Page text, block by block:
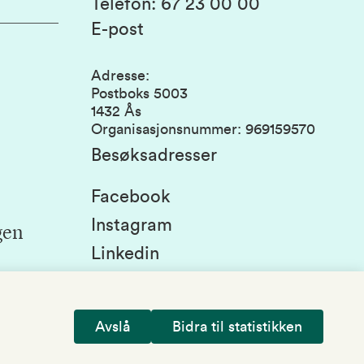
Telefon: 67 23 00 00
E-post
Adresse:
Postboks 5003
1432 Ås
Organisasjonsnummer: 969159570
Besøksadresser
Facebook
Instagram
Linkedin
Avslå Bidra til statistikken